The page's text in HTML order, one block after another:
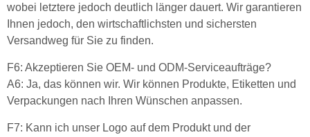
wobei letztere jedoch deutlich länger dauert. Wir garantieren
Ihnen jedoch, den wirtschaftlichsten und sichersten
Versandweg für Sie zu finden.
F6: Akzeptieren Sie OEM- und ODM-Serviceaufträge?
A6: Ja, das können wir. Wir können Produkte, Etiketten und
Verpackungen nach Ihren Wünschen anpassen.
F7: Kann ich unser Logo auf dem Produkt und der